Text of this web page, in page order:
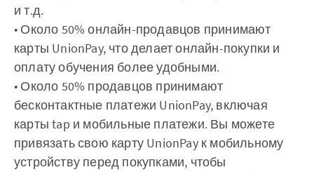
и т.д.
• Около 50% онлайн-продавцов принимают
карты UnionPay, что делает онлайн-покупки и
оплату обучения более удобными.
• Около 50% продавцов принимают
бесконтактные платежи UnionPay, включая
карты tap и мобильные платежи. Вы можете
привязать свою карту UnionPay к мобильному
устройству перед покупками, чтобы